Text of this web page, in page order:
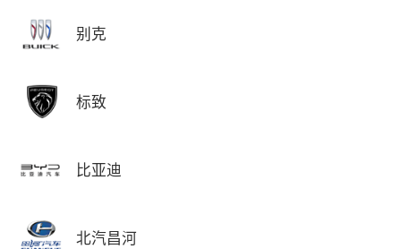
别克
标致
比亚迪
北汽昌河